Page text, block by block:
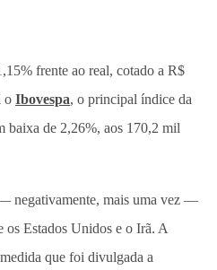
frente ao real, cotado a R$
o Ibovespa, o principal índice da
baixa de 2,26%, aos 170,2 mil
negativamente, mais uma vez —
os Estados Unidos e o Irã. A
que foi divulgada a